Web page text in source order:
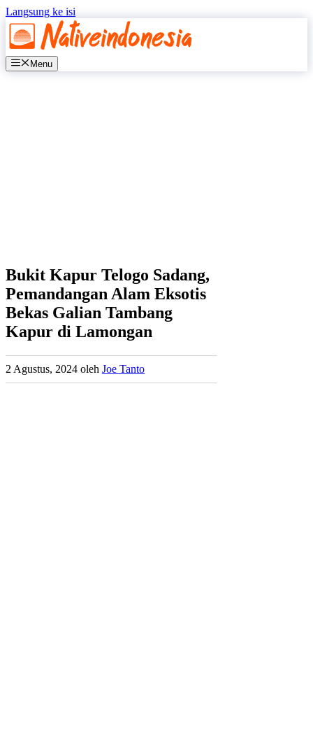
Langsung ke isi
Menu
Bukit Kapur Telogo Sadang,
Pemandangan Alam Eksotis
Bekas Galian Tambang
Kapur di Lamongan
2 Agustus, 2024 oleh Joe Tanto